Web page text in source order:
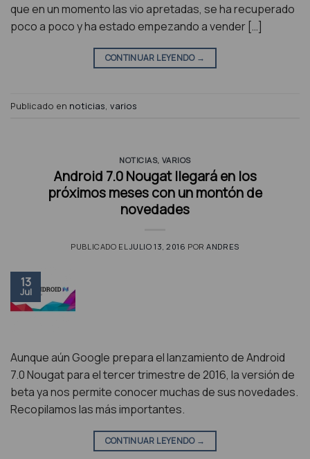
que en un momento las vio apretadas, se ha recuperado
poco a poco y ha estado empezando a vender […]
CONTINUAR LEYENDO →
Publicado en noticias, varios
NOTICIAS, VARIOS
Android 7.0 Nougat llegará en los
próximos meses con un montón de
novedades
PUBLICADO ELJULIO 13, 2016 PORANDRES
13
Jul
Aunque aún Google prepara el lanzamiento de Android
7.0 Nougat para el tercer trimestre de 2016, la versión de
beta ya nos permite conocer muchas de sus novedades.
Recopilamos las más importantes.
CONTINUAR LEYENDO →